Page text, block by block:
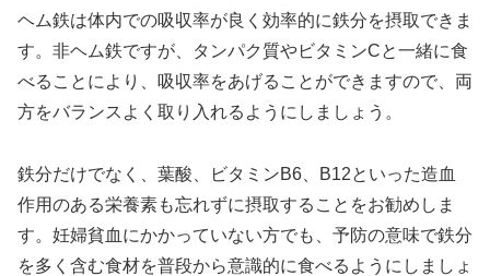
ヘム鉄は体内での吸収率が良く効率的に鉄分を摂取できま
す。非ヘム鉄ですが、タンパク質やビタミンCと一緒に食
べることにより、吸収率をあげることができますので、両
方をバランスよく取り入れるようにしましょう。
鉄分だけでなく、葉酸、ビタミンB6、B12といった造血
作用のある栄養素も忘れずに摂取することをお勧めしま
す。妊婦貧血にかかっていない方でも、予防の意味で鉄分
を多く含む食材を普段から意識的に食べるようにしましょ